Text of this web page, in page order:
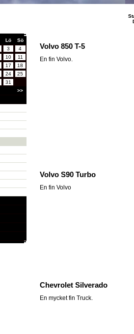
Lö
Sö
3
4
10
11
17
18
24
25
31
>>
Volvo 850 T-5
En fin Volvo.
Volvo S90 Turbo
En fin Volvo
Chevrolet Silverado
En mycket fin Truck.